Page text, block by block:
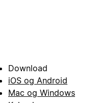
Download
iOS og Android
Mac og Windows